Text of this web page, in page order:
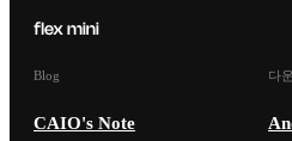
Blog
CAIO's Note
다